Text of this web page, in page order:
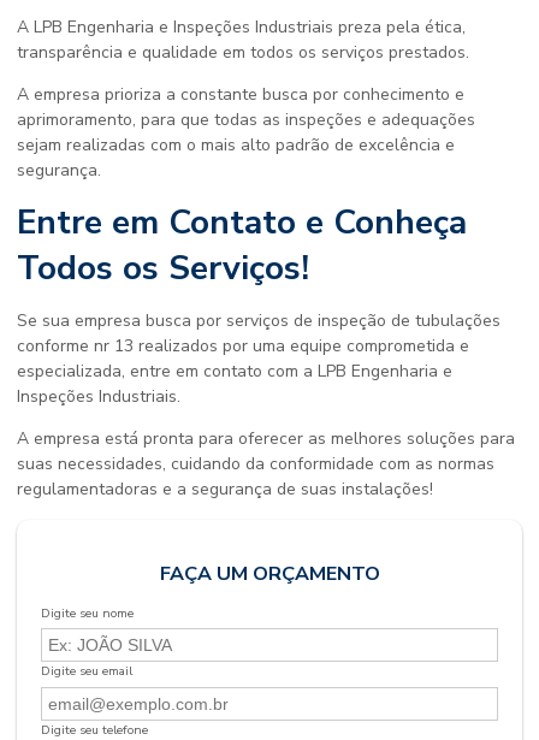
A LPB Engenharia e Inspeções Industriais preza pela ética,
transparência e qualidade em todos os serviços prestados.
A empresa prioriza a constante busca por conhecimento e
aprimoramento, para que todas as inspeções e adequações
sejam realizadas com o mais alto padrão de excelência e
segurança.
Entre em Contato e Conheça
Todos os Serviços!
Se sua empresa busca por serviços de inspeção de tubulações
conforme nr 13 realizados por uma equipe comprometida e
especializada, entre em contato com a LPB Engenharia e
Inspeções Industriais.
A empresa está pronta para oferecer as melhores soluções para
suas necessidades, cuidando da conformidade com as normas
regulamentadoras e a segurança de suas instalações!
FAÇA UM ORÇAMENTO
Digite seu nome
Digite seu email
Digite seu telefone